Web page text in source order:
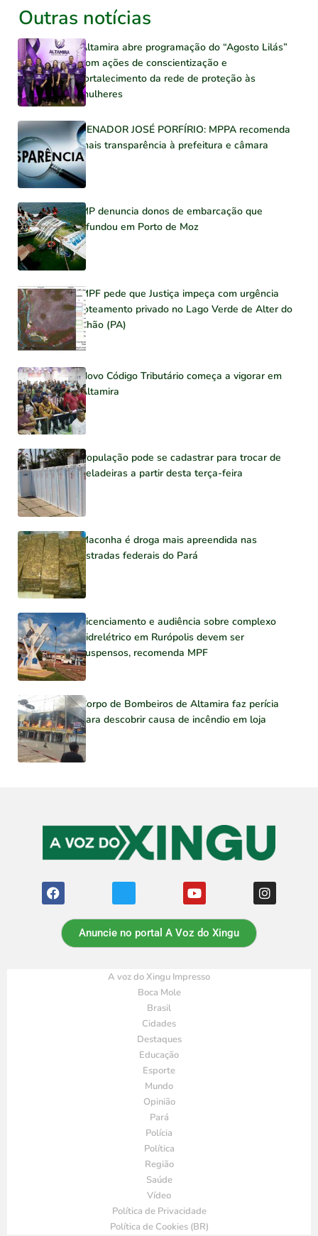
Outras notícias
Altamira abre programação do “Agosto Lilás”
com ações de conscientização e
fortalecimento da rede de proteção às
mulheres
SENADOR JOSÉ PORFÍRIO: MPPA recomenda
mais transparência à prefeitura e câmara
MP denuncia donos de embarcação que
afundou em Porto de Moz
MPF pede que Justiça impeça com urgência
loteamento privado no Lago Verde de Alter do
Chão (PA)
Novo Código Tributário começa a vigorar em
Altamira
População pode se cadastrar para trocar de
geladeiras a partir desta terça-feira
Maconha é droga mais apreendida nas
estradas federais do Pará
Licenciamento e audiência sobre complexo
hidrelétrico em Rurópolis devem ser
suspensos, recomenda MPF
Corpo de Bombeiros de Altamira faz perícia
para descobrir causa de incêndio em loja
Anuncie no portal A Voz do Xingu
A voz do Xingu Impresso
Boca Mole
Brasil
Cidades
Destaques
Educação
Esporte
Mundo
Opinião
Pará
Polícia
Política
Região
Saúde
Vídeo
Política de Privacidade
Política de Cookies (BR)